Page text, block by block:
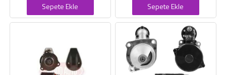
Sepete Ekle Sepete Ekle